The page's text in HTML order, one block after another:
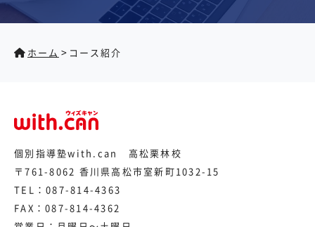
ホーム > コース紹介
個別指導塾with.can 高松栗林校
〒761-8062 香川県高松市室新町1032-15
TEL： 087-814-4363
FAX：087-814-4362